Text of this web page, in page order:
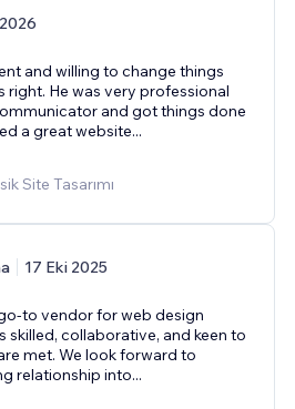
and willing to change things
right. He was very professional
and got things done
a great website...
Site Tasarımı
17 Eki 2025
to vendor for web design
skilled, collaborative, and keen to
met. We look forward to
relationship into...